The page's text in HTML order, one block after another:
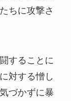
ちに攻撃さ
することに
対する憎し
づかずに暴